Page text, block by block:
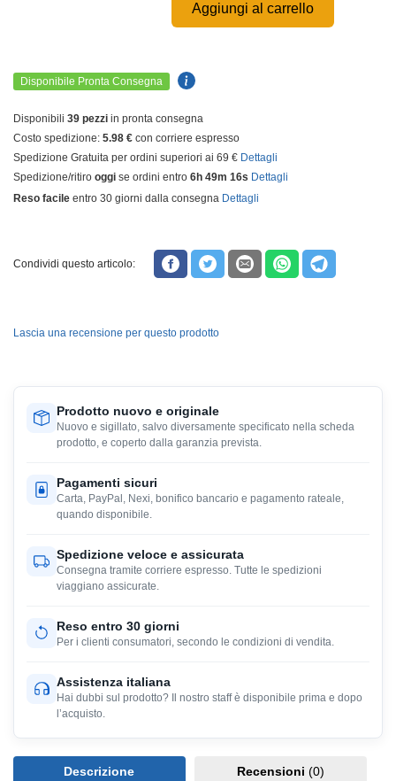
Aggiungi al carrello
Disponibile Pronta Consegna
Disponibili 39 pezzi in pronta consegna
Costo spedizione: 5.98 € con corriere espresso
Spedizione Gratuita per ordini superiori ai 69 € Dettagli
Spedizione/ritiro oggi se ordini entro 6h 49m 16s Dettagli
Reso facile entro 30 giorni dalla consegna Dettagli
Condividi questo articolo:
Lascia una recensione per questo prodotto
Prodotto nuovo e originale
Nuovo e sigillato, salvo diversamente specificato nella scheda
prodotto, e coperto dalla garanzia prevista.
Pagamenti sicuri
Carta, PayPal, Nexi, bonifico bancario e pagamento rateale,
quando disponibile.
Spedizione veloce e assicurata
Consegna tramite corriere espresso. Tutte le spedizioni
viaggiano assicurate.
Reso entro 30 giorni
Per i clienti consumatori, secondo le condizioni di vendita.
Assistenza italiana
Hai dubbi sul prodotto? Il nostro staff è disponibile prima e dopo
l’acquisto.
Descrizione Recensioni (0)